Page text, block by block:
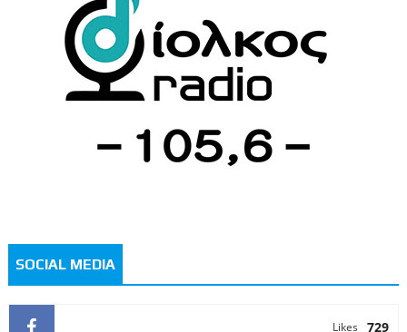
SOCIAL MEDIA
729
Likes